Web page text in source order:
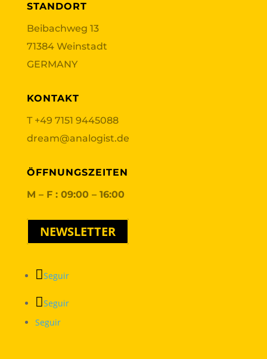
STANDORT
Beibachweg 13
71384 Weinstadt
GERMANY
KONTAKT
T +49 7151 9445088
dream@analogist.de
ÖFFNUNGSZEITEN
M – F : 09:00 – 16:00
NEWSLETTER
Seguir
Seguir
Seguir